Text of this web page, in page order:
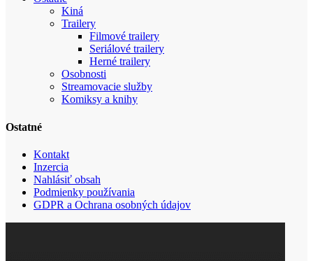
Kiná
Trailery
Filmové trailery
Seriálové trailery
Herné trailery
Osobnosti
Streamovacie služby
Komiksy a knihy
Ostatné
Kontakt
Inzercia
Nahlásiť obsah
Podmienky používania
GDPR a Ochrana osobných údajov